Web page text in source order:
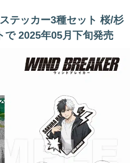
テッカー3種セット 桜/杉
で 2025年05月下旬発売